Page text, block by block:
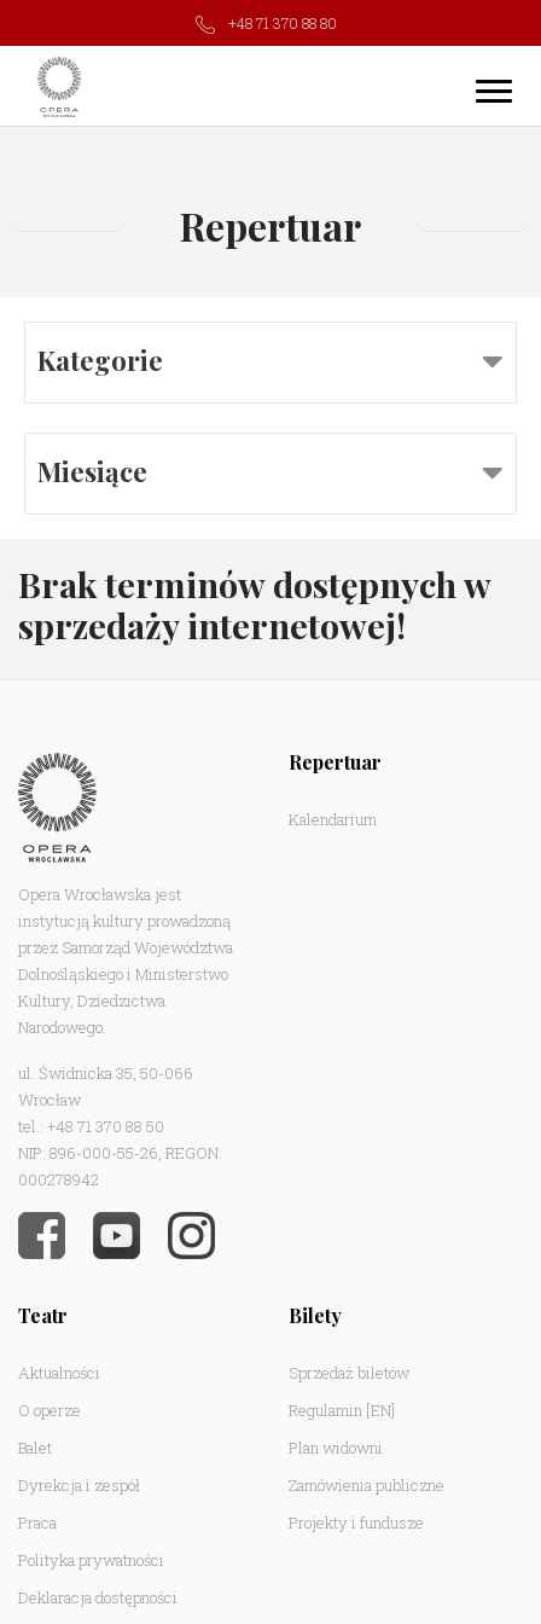
+48 71 370 88 80
Repertuar
Kategorie
Miesiące
Brak terminów dostępnych w
sprzedaży internetowej!
Opera Wrocławska jest
instytucją kultury prowadzoną
przez Samorząd Województwa
Dolnośląskiego i Ministerstwo
Kultury, Dziedzictwa
Narodowego.
ul. Świdnicka 35, 50-066
Wrocław
tel.: +48 71 370 88 50
NIP: 896-000-55-26, REGON:
000278942
Repertuar
Kalendarium
Teatr
Aktualności
O operze
Balet
Dyrekcja i zespół
Praca
Polityka prywatności
Deklaracja dostępności
Bilety
Sprzedaż biletów
Regulamin [EN]
Plan widowni
Zamówienia publiczne
Projekty i fundusze